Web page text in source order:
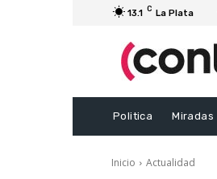
13.1 C La Plata
Politica Miradas
Inicio Actualidad